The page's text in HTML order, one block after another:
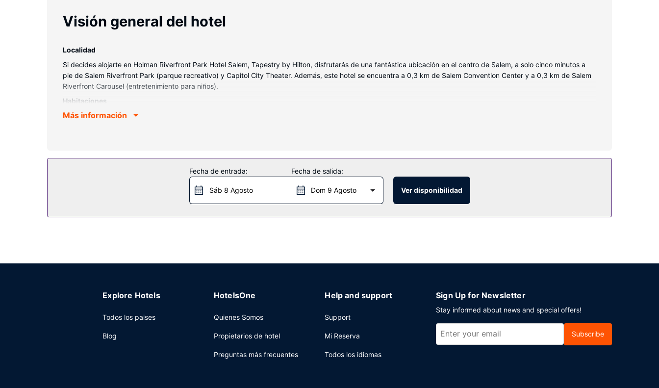
Visión general del hotel
Localidad
Si decides alojarte en Holman Riverfront Park Hotel Salem, Tapestry by Hilton, disfrutarás de una fantástica ubicación en el centro de Salem, a solo cinco minutos a
pie de Salem Riverfront Park (parque recreativo) y Capitol City Theater. Además, este hotel se encuentra a 0,3 km de Salem Convention Center y a 0,3 km de Salem
Riverfront Carousel (entretenimiento para niños).
Habitaciones
Te sentirás como en tu propia casa en cualquiera de las 127 habitaciones con estación de conexión para iPod. Las camas cuentan con colchones con una capa de
Con gimnasio abierto las 24 horas y muchas otras instalaciones recreativas a tu disposición, no te quedará ni un minuto libre. Encontrarás también conexión a Internet
wifi gratis y una tienda de recuerdos. Encontrarás además una sala de estar compartida y un salón de fiestas.
Pásate por Lip Service Cafe, uno de los 2 restaurantes de este hotel, cuando quieras comer algo. El alojamiento también dispone de servicio de habitaciones con
horario limitado y una cafetería. Apaga la sed con tu bebida favorita en el bar o lounge. Se ofrece un desayuno típico de la región todos los días de 06:30 a 10:30 con
Más información
Fecha de entrada:
Sáb 8 Agosto
Fecha de salida:
Dom 9 Agosto Ver disponibilidad
Explore Hotels
Todos los paises
Blog
HotelsOne
Quienes Somos
Propietarios de hotel
Preguntas más frecuentes
Help and support
Support
Mi Reserva
Todos los idiomas
Sign Up for Newsletter
Stay informed about news and special offers!
Subscribe